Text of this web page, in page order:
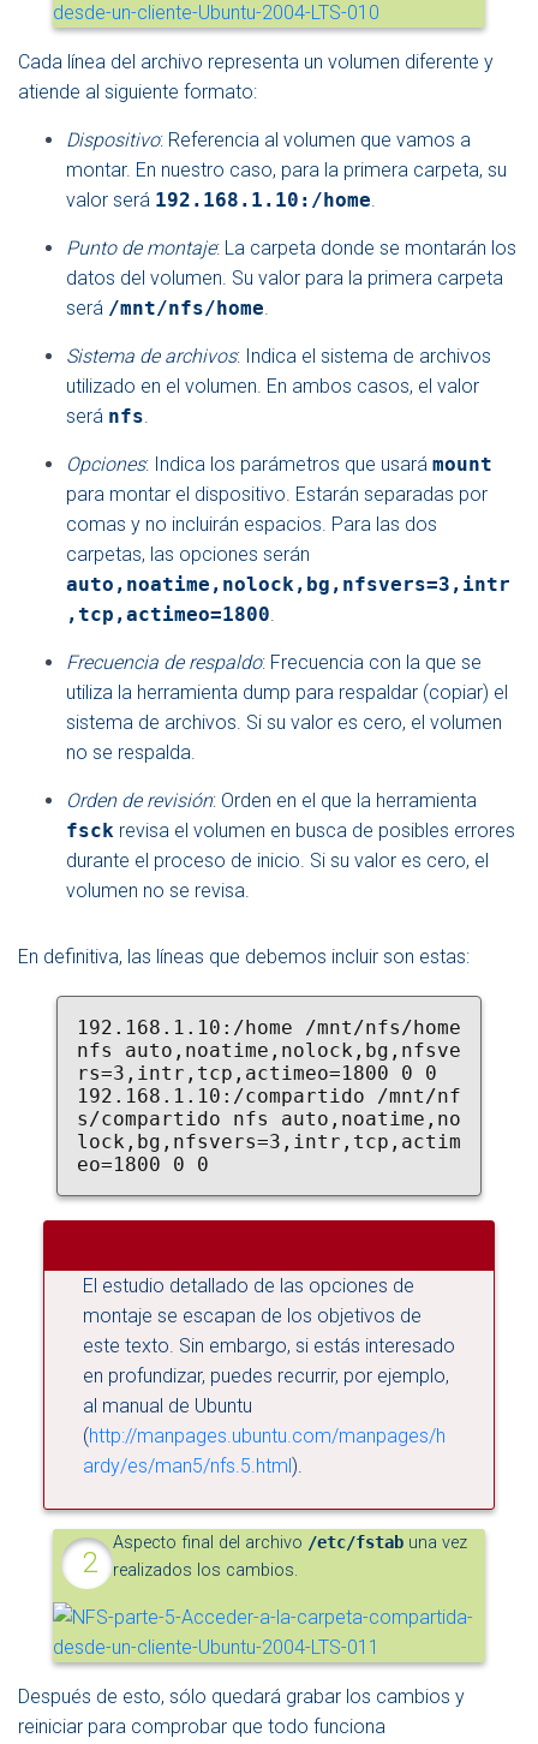
Cada línea del archivo representa un volumen diferente y
atiende al siguiente formato:
Dispositivo: Referencia al volumen que vamos a
montar. En nuestro caso, para la primera carpeta, su
valor será 192.168.1.10:/home.
Punto de montaje: La carpeta donde se montarán los
datos del volumen. Su valor para la primera carpeta
será /mnt/nfs/home.
Sistema de archivos: Indica el sistema de archivos
utilizado en el volumen. En ambos casos, el valor
será nfs.
Opciones: Indica los parámetros que usará mount
para montar el dispositivo. Estarán separadas por
comas y no incluirán espacios. Para las dos
carpetas, las opciones serán
auto,noatime,nolock,bg,nfsvers=3,intr
,tcp,actimeo=1800.
Frecuencia de respaldo: Frecuencia con la que se
utiliza la herramienta dump para respaldar (copiar) el
sistema de archivos. Si su valor es cero, el volumen
no se respalda.
Orden de revisión: Orden en el que la herramienta
fsck revisa el volumen en busca de posibles errores
durante el proceso de inicio. Si su valor es cero, el
volumen no se revisa.
En definitiva, las líneas que debemos incluir son estas:
192.168.1.10:/home /mnt/nfs/home
nfs auto,noatime,nolock,bg,nfsve
rs=3,intr,tcp,actimeo=1800 0 0
192.168.1.10:/compartido /mnt/nf
s/compartido nfs auto,noatime,no
lock,bg,nfsvers=3,intr,tcp,actim
eo=1800 0 0
El estudio detallado de las opciones de
montaje se escapan de los objetivos de
este texto. Sin embargo, si estás interesado
en profundizar, puedes recurrir, por ejemplo,
al manual de Ubuntu
(http://manpages.ubuntu.com/manpages/h
ardy/es/man5/nfs.5.html).
Aspecto final del archivo /etc/fstab una vez
realizados los cambios.
Después de esto, sólo quedará grabar los cambios y
reiniciar para comprobar que todo funciona